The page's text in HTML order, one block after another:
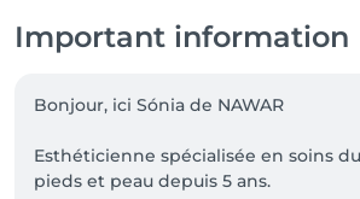
Important information
Bonjour, ici Sónia de NAWAR
Esthéticienne spécialisée en soins
pieds et peau depuis 5 ans.